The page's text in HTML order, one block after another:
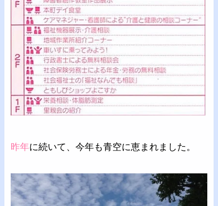
昨年に続いて、今年も青空に恵まれました。